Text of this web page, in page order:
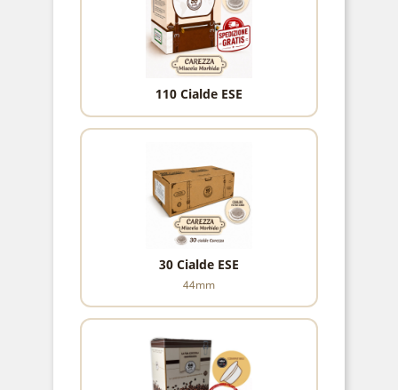
110 Cialde ESE
30 Cialde ESE
44mm